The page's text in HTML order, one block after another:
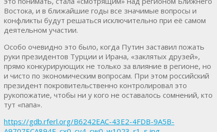
Востока, и в ближайшие годы все значимые вопросы и
конфликты будут решаться исключительно при её самом
деятельном участии.
Особо очевидно это было, когда Путин заставил пожать
руки президентов Турции и Ирана, «заклятых друзей»,
прямо конкурирующих не только за влияние в регионе, но
и чисто по экономическим вопросам. При этом российский
президент покровительственно контролировал это
рукопожатие, чтобы ни у кого не оставалось сомнений, кто
тут «папа».
https://gdb.rferl.org/B6242EAC-43E2-4FDB-9A5B-